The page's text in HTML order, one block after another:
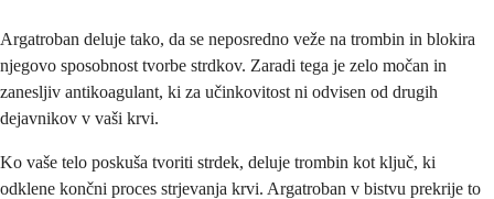
Argatroban deluje tako, da se neposredno veže na trombin in blokira
njegovo sposobnost tvorbe strdkov. Zaradi tega je zelo močan in
zanesljiv antikoagulant, ki za učinkovitost ni odvisen od drugih
dejavnikov v vaši krvi.
Ko vaše telo poskuša tvoriti strdek, deluje trombin kot ključ, ki
odklene končni proces strjevanja krvi. Argatroban v bistvu prekrije to